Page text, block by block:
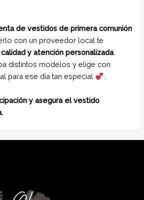
de vestidos de primera comunión
con un proveedor local te
y atención personalizada.
distintos modelos y elige con
para ese día tan especial
y asegura el vestido